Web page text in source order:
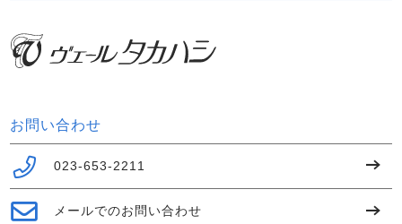
お問い合わせ
023-653-2211
メールでのお問い合わせ